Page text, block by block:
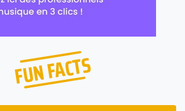
FUN FACTS